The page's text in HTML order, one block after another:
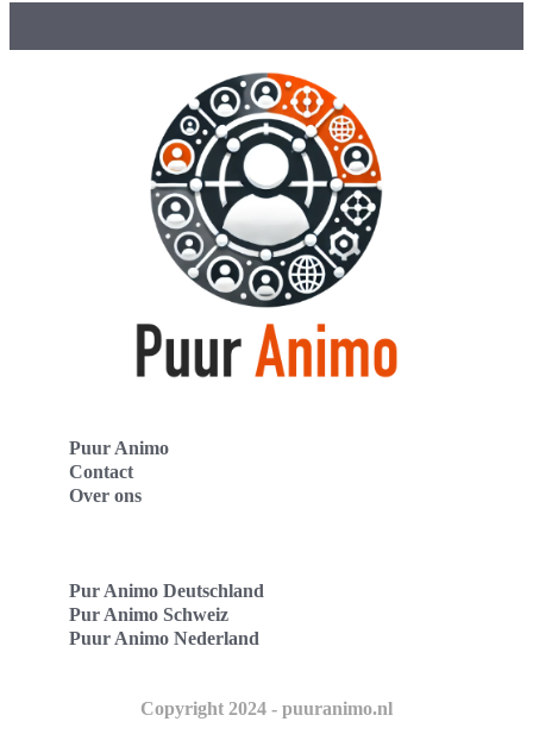
Puur Animo
Contact
Over ons
Pur Animo Deutschland
Pur Animo Schweiz
Puur Animo Nederland
Copyright 2024 - puuranimo.nl